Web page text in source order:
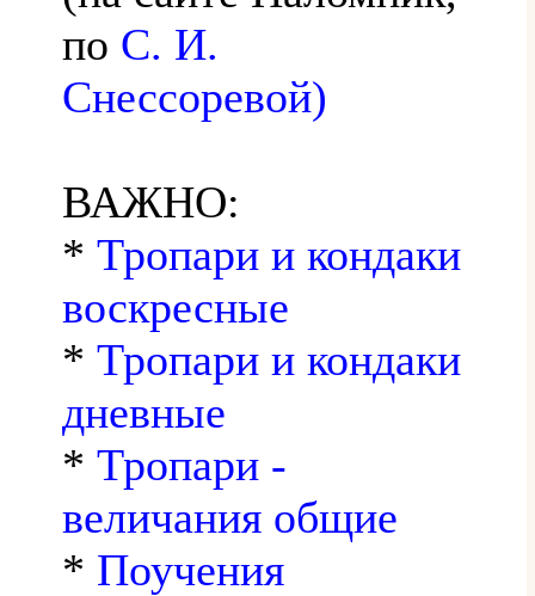
по С. И.
Снессоревой)
ВАЖНО:
* Тропари и кондаки
воскресные
* Тропари и кондаки
дневные
* Тропари -
величания общие
* Поучения